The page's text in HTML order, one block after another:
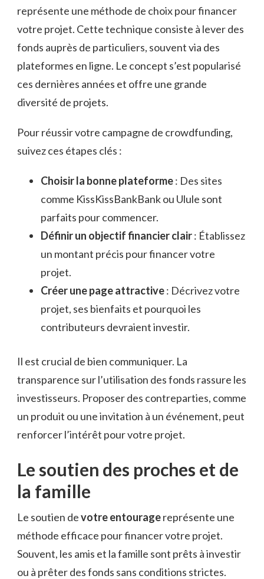
représente une méthode de choix pour financer
votre projet. Cette technique consiste à lever des
fonds auprès de particuliers, souvent via des
plateformes en ligne. Le concept s’est popularisé
ces dernières années et offre une grande
diversité de projets.
Pour réussir votre campagne de crowdfunding,
suivez ces étapes clés :
Choisir la bonne plateforme: Des sites
comme KissKissBankBank ou Ulule sont
parfaits pour commencer.
Définir un objectif financier clair: Établissez
un montant précis pour financer votre
projet.
Créer une page attractive: Décrivez votre
projet, ses bienfaits et pourquoi les
contributeurs devraient investir.
Il est crucial de bien communiquer. La
transparence sur l’utilisation des fonds rassure les
investisseurs. Proposer des contreparties, comme
un produit ou une invitation à un événement, peut
renforcer l’intérêt pour votre projet.
Le soutien des proches et de
la famille
Le soutien devotre entouragereprésente une
méthode efficace pour financer votre projet.
Souvent, les amis et la famille sont prêts à investir
ou à prêter des fonds sans conditions strictes.